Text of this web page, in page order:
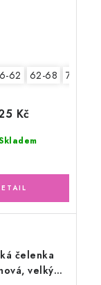
62 62-68 74-86
Kč
čelenka
velký